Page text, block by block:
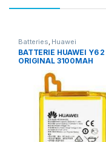
Batteries Huawei
BATTERIE HUAWEI Y6 2
ORIGINAL 3100MAH